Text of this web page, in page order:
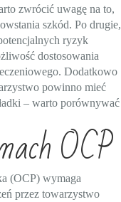
zwrócić uwagę na to,
szkód. Po drugie,
ryzyk
dostosowania
Dodatkowo
powinno mieć
– warto porównywać
OCP
(OCP) wymaga
przez towarzystwo